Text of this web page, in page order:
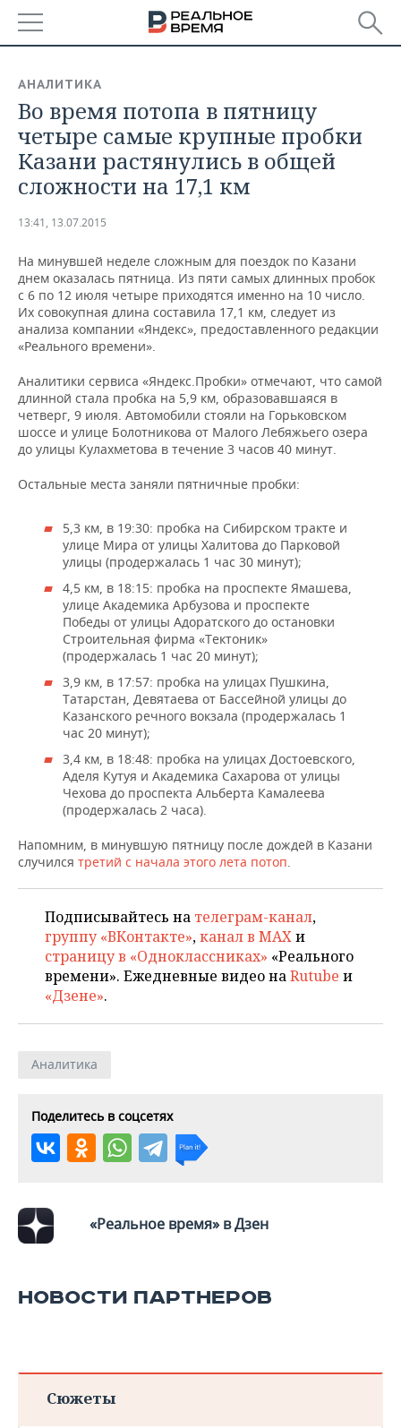
БАШКОРТОСТАН
ТАТАРСТАН
УДМУРТИЯ
НОВОСТИ
АНАЛИТИКА
НОВОСТИ АНАЛИТИКИ
ДЕКЛАРАЦИИ О ДОХОДАХ
КОРОЛИ ГОСЗАКАЗА ПФО
ВУЗЫ ТАТАРСТАНА
КОМУ ПРИНАДЛЕЖАТ
ТАТАРСТАНА
ЭКОНОМИКА
НОВОСТИ ЭКОНОМИКИ
ФИНАНСЫ
БАНКИ
БЮДЖЕТ
ИНВЕСТИЦИИ
ПРОМЫШЛЕННОСТЬ
НОВОСТИ
ПРОМЫШЛЕННОСТИ
АГРОПРОМ
НЕФТЕХИМИЯ
НЕФТЬ
ОПК
ЭНЕРГЕТИКА
НЕДВИЖИМОСТЬ
НОВОСТИ НЕДВИЖИМОСТИ
АВТО
НОВОСТИ АВТО
БИЗНЕС
НОВОСТИ БИЗНЕСА
РОЗНИЧНАЯ ТОРГОВЛЯ
ТРАНСПОРТ
ТЕХНОЛОГИИ
НОВОСТИ ТЕХНОЛОГИЙ
IT
ТЕЛЕКОММУНИКАЦИИ
МЕРОПРИЯТИЯ
НОВОСТИ МЕРОПРИЯТИЙ
БИЗНЕС-БРАНЧИ
ONLINE-КОНФЕРЕНЦИИ
ОТКРЫТАЯ ЛЕКЦИЯ
СПОРТ
ФУТБОЛ
ХОККЕЙ
БАСКЕТБОЛ
ВОЛЕЙБОЛ
КИБЕРСПОРТ
ФИГУРНОЕ КАТАНИЕ
ВОДНЫЕ ВИДЫ СПОРТА
ХОККЕЙ С МЯЧОМ
НОВОСТИ ОБЩЕСТВА
ВЛАСТЬ
ИНФРАСТРУКТУРА
ИСТОРИЯ
КУЛЬТУРА
МЕДИЦИНА
ОБРАЗОВАНИЕ
ПРОИСШЕСТВИЯ
ФОТОГАЛЕРЕЯ
СЮЖЕТЫ
СПРАВОЧНИК
СПИСОК ПЕРСОН
СПИСОК КОМПАНИЙ
ПОЛНАЯ ВЕРСИЯ
АНАЛИТИКА
​Во время потопа в пятницу
четыре самые крупные пробки
Казани растянулись в общей
сложности на 17,1 км
13:41, 13.07.2015
На минувшей неделе сложным для поездок по Казани
днем оказалась пятница. Из пяти самых длинных пробок
с 6 по 12 июля четыре приходятся именно на 10 число.
Их совокупная длина составила 17,1 км, следует из
анализа компании «Яндекс», предоставленного редакции
«Реального времени».
Аналитики сервиса «Яндекс.Пробки» отмечают, что самой
длинной стала пробка на 5,9 км, образовавшаяся в
четверг, 9 июля. Автомобили стояли на Горьковском
шоссе и улице Болотникова от Малого Лебяжьего озера
до улицы Кулахметова в течение 3 часов 40 минут.
Остальные места заняли пятничные пробки:
5,3 км, в 19:30: пробка на Сибирском тракте и
улице Мира от улицы Халитова до Парковой
улицы (продержалась 1 час 30 минут);
4,5 км, в 18:15: пробка на проспекте Ямашева,
улице Академика Арбузова и проспекте
Победы от улицы Адоратского до остановки
Строительная фирма «Тектоник»
(продержалась 1 час 20 минут);
3,9 км, в 17:57: пробка на улицах Пушкина,
Татарстан, Девятаева от Бассейной улицы до
Казанского речного вокзала (продержалась 1
час 20 минут);
3,4 км, в 18:48: пробка на улицах Достоевского,
Аделя Кутуя и Академика Сахарова от улицы
Чехова до проспекта Альберта Камалеева
(продержалась 2 часа).
Напомним, в минувшую пятницу после дождей в Казани
случился третий с начала этого лета потоп.
Подписывайтесь на телеграм-канал,
группу «ВКонтакте»,канал в MAXи
страницу в «Одноклассниках» «Реального
времени». Ежедневные видео наRutube и
«Дзене».
Аналитика
Поделитесь в соцсетях
«Реальное время» в Дзен
НОВОСТИ ПАРТНЕРОВ
Сюжеты